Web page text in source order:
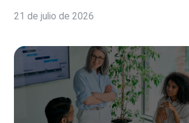
21 de julio de 2026